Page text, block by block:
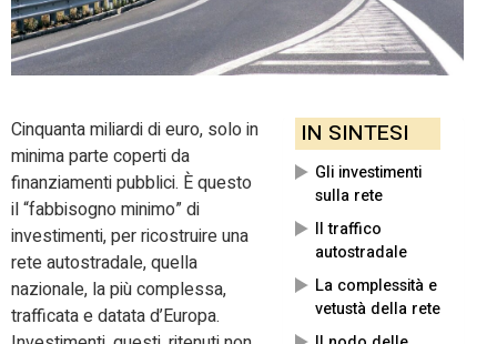
IN SINTESI
Gli investimenti
sulla rete
Il traffico
autostradale
La complessità e
vetustà della rete
Cinquanta miliardi di euro, solo in
minima parte coperti da
finanziamenti pubblici. È questo
il “fabbisogno minimo” di
investimenti, per ricostruire una
rete autostradale, quella
nazionale, la più complessa,
trafficata e datata d’Europa.